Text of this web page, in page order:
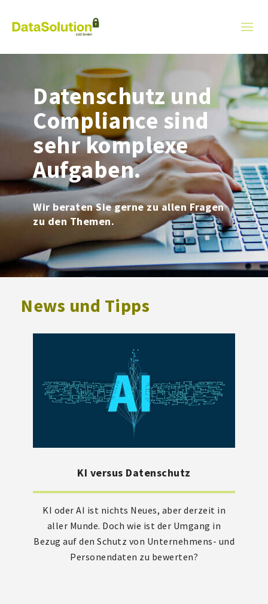
Datenschutz und
Compliance sind
sehr komplexe
Aufgaben.
Wir beraten Sie gerne zu allen Fragen
zu den Themen.
News und Tipps
KI versus Datenschutz
KI oder AI ist nichts Neues, aber derzeit in
aller Munde. Doch wie ist der Umgang in
Bezug auf den Schutz von Unternehmens- und
Personendaten zu bewerten?